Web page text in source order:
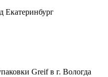
Екатеринбург
Greif в г. Вологда